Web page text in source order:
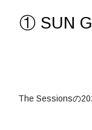
① SUN
The Sessionsの